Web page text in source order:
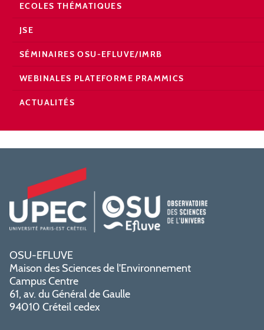
ECOLES THÉMATIQUES
JSE
SÉMINAIRES OSU-EFLUVE/IMRB
WEBINALES PLATEFORME PRAMMICS
ACTUALITÉS
OSU-EFLUVE
Maison des Sciences de l'Environnement
Campus Centre
61, av. du Général de Gaulle
94010 Créteil cedex